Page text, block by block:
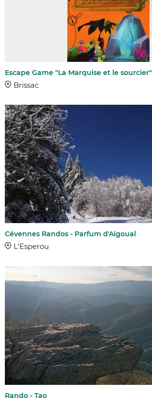
Escape Game "La Marquise et le sourcier"
Brissac
Cévennes Randos - Parfum d'Aigoual
L'Esperou
Rando - Tao